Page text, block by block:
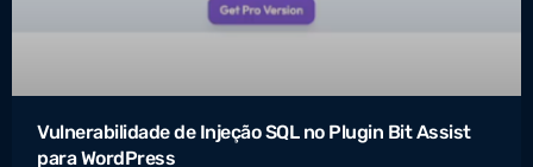
Vulnerabilidade de Injeção SQL no Plugin Bit Assist
para WordPress